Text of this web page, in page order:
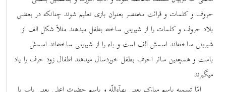
حروف و کلمات و قرائت مختصر بعنوان بازی تعلیم شوند چنانکه در بعضی
بلاد حروف و کلمات را از شیرینی ساخته بطفل میدهند مثلاً شکل الف از
شیرینی ساخته‌اند اسمش الف است و باء را از شیرینی ساخته‌اند اسمش
باست و همچنین سائر احرف بطفل خوردسال میدهند اطفال زود حرف را یاد
میگیرند